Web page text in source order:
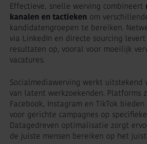
Effectieve, snelle werving combineert
kanalen en tactieken om
kandidatengroepen te bereiken.
via LinkedIn en directe sourcing
resultaten op, vooral voor moeilijk
vacatures.
Socialmediawerving werkt uitstekend
van latent werkzoekenden. Platforms
Facebook, Instagram en TikTok
voor gerichte campagnes op
Datagedreven optimalisatie zorgt
de juiste mensen bereiken op het